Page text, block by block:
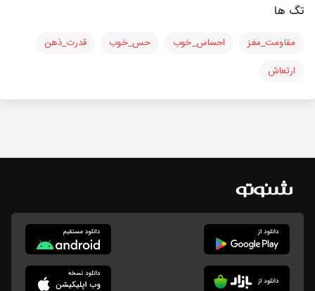
تگ ها
مقاومت_مغز احساس_خوب حس_خوب
قدرت_ذهن
ارتعاش